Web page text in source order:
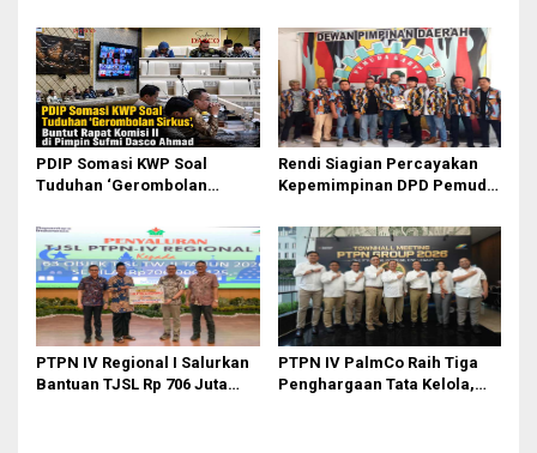
Perjuangkan Ruang Bermain
Anak
PDIP Somasi KWP Soal
Tuduhan ‘Gerombolan
II Dipimpin Sufmi Dasco
Ahmad
Rendi Siagian Percayakan
Kepemimpinan DPD Pemuda
kepada Josef Sembiring
PTPN IV Regional I Salurkan
Bantuan TJSL Rp 706 Juta
PTPN IV PalmCo Raih Tiga
Penghargaan Tata Kelola,